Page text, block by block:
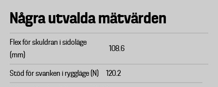
Några utvalda mätvärden
Flex för skuldran i sidoläge
(mm)
108.6
Stöd för svanken i ryggläge (N) 120.2